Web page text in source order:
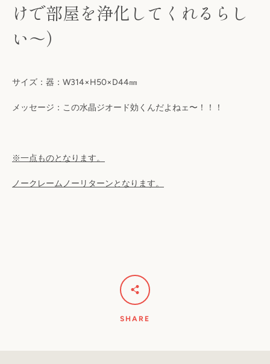
う
けで部屋を浄化してくれるらし
い〜）
サイズ：器：W314×H50×D44㎜
メッセージ：この水晶ジオード効くんだよねェ〜！！！
※一点ものとなります。
ノークレームノーリターンとなります。
SHARE